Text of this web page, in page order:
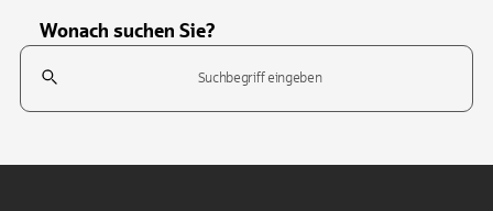
Wonach suchen Sie?
Suchfeld